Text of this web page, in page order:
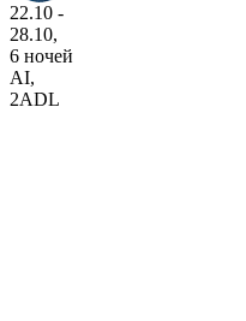
22.10 -
28.10,
6 ночей
AI,
2ADL